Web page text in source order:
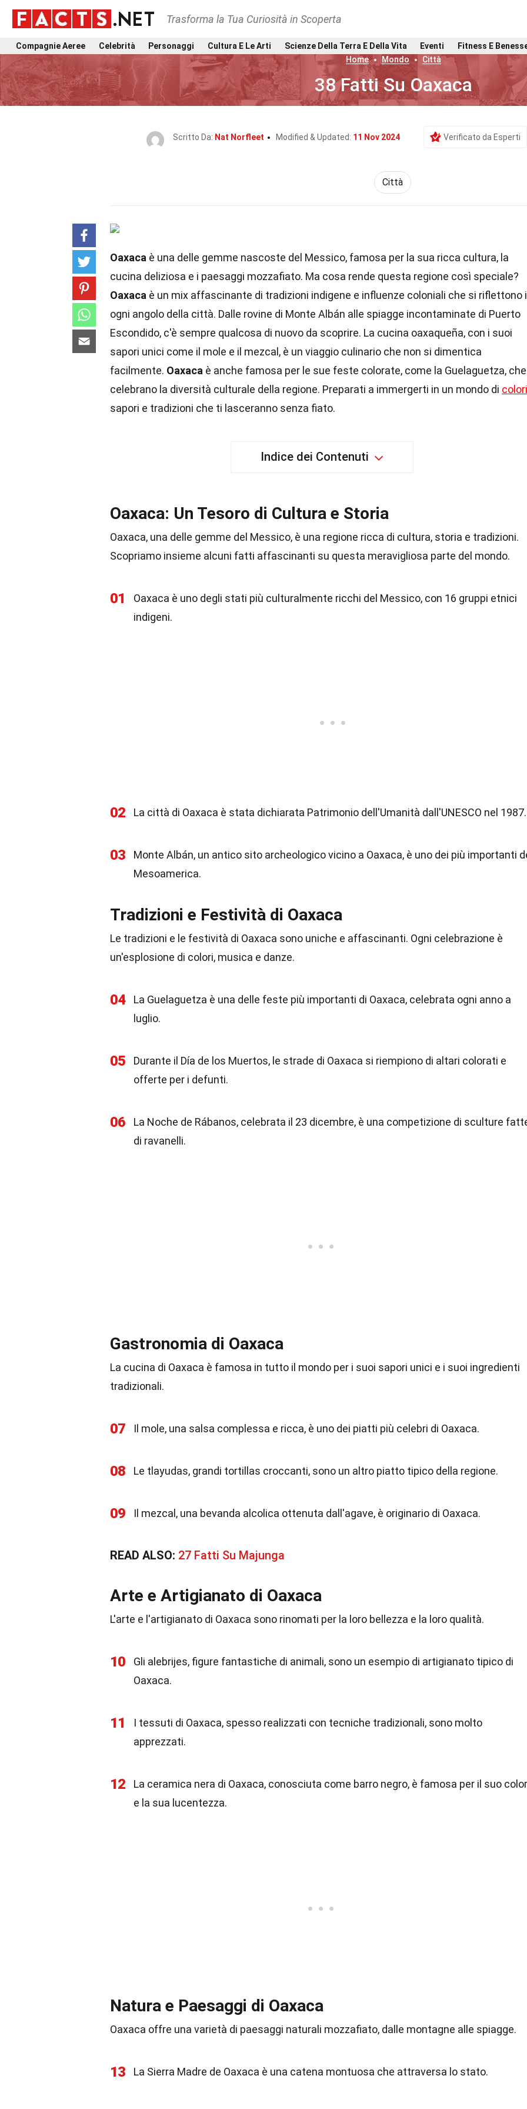
Trasforma la Tua Curiosità in Scoperta
Compagnie Aeree Celebrità Personaggi Cultura E Le Arti Scienze Della Terra E Della Vita Eventi
Fitness E
Home
Mondo Città
38 Fatti Su Oaxaca
Scritto Da: Nat Norfleet Modified & Updated: 11 Nov 2024 Verificato da Esperti
Città
Oaxaca è una delle gemme nascoste del Messico, famosa per la sua ricca cultura, la
cucina deliziosa e i paesaggi mozzafiato. Ma cosa rende questa regione così speciale?
Oaxaca è un mix affascinante di tradizioni indigene e influenze coloniali che si riflettono
ogni angolo della città. Dalle rovine di Monte Albán alle spiagge incontaminate di Puerto
Escondido, c'è sempre qualcosa di nuovo da scoprire. La cucina oaxaqueña, con i suoi
sapori unici come il mole e il mezcal, è un viaggio culinario che non si dimentica
facilmente. Oaxaca è anche famosa per le sue feste colorate, come la Guelaguetza, che
celebrano la diversità culturale della regione. Preparati a immergerti in un mondo di colori
sapori e tradizioni che ti lasceranno senza fiato.
Indice dei Contenuti
Oaxaca: Un Tesoro di Cultura e Storia
Oaxaca, una delle gemme del Messico, è una regione ricca di cultura, storia e tradizioni.
Scopriamo insieme alcuni fatti affascinanti su questa meravigliosa parte del mondo.
01
Oaxaca è uno degli stati più culturalmente ricchi del Messico, con 16 gruppi etnici
indigeni.
02 La città di Oaxaca è stata dichiarata Patrimonio dell'Umanità dall'UNESCO nel 1987.
03
Monte Albán, un antico sito archeologico vicino a Oaxaca, è uno dei più importanti
Mesoamerica.
Tradizioni e Festività di Oaxaca
Le tradizioni e le festività di Oaxaca sono uniche e affascinanti. Ogni celebrazione è
un'esplosione di colori, musica e danze.
04
La Guelaguetza è una delle feste più importanti di Oaxaca, celebrata ogni anno a
luglio.
05
Durante il Día de los Muertos, le strade di Oaxaca si riempiono di altari colorati e
offerte per i defunti.
06
La Noche de Rábanos, celebrata il 23 dicembre, è una competizione di sculture
di ravanelli.
Gastronomia di Oaxaca
La cucina di Oaxaca è famosa in tutto il mondo per i suoi sapori unici e i suoi ingredienti
tradizionali.
07 Il mole, una salsa complessa e ricca, è uno dei piatti più celebri di Oaxaca.
08 Le tlayudas, grandi tortillas croccanti, sono un altro piatto tipico della regione.
09 Il mezcal, una bevanda alcolica ottenuta dall'agave, è originario di Oaxaca.
READ ALSO: 27 Fatti Su Majunga
Arte e Artigianato di Oaxaca
L'arte e l'artigianato di Oaxaca sono rinomati per la loro bellezza e la loro qualità.
10
Gli alebrijes, figure fantastiche di animali, sono un esempio di artigianato tipico di
Oaxaca.
11
I tessuti di Oaxaca, spesso realizzati con tecniche tradizionali, sono molto
apprezzati.
12
La ceramica nera di Oaxaca, conosciuta come barro negro, è famosa per il suo
e la sua lucentezza.
Natura e Paesaggi di Oaxaca
Oaxaca offre una varietà di paesaggi naturali mozzafiato, dalle montagne alle spiagge.
13 La Sierra Madre de Oaxaca è una catena montuosa che attraversa lo stato.